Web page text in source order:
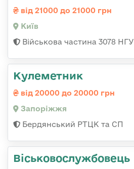
від 21000 до 21000 грн
Київ
Військова частина 3078 НГУ
Кулеметник
від 20000 до 20000 грн
Запоріжжя
Бердянський РТЦК та СП
Віськовослужбовець